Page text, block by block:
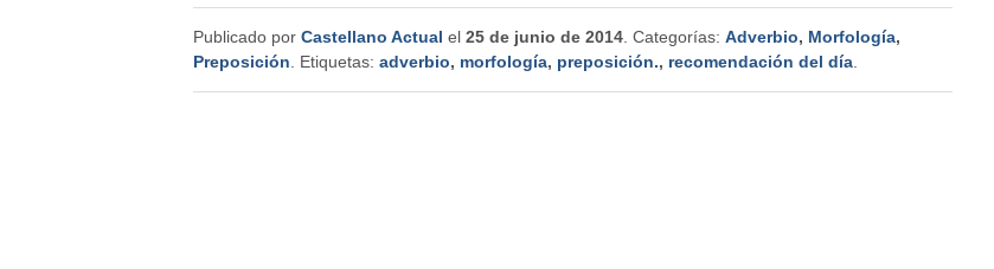
Publicado por Castellano Actual el 25 de junio de 2014. Categorías: Adverbio, Morfología,
Preposición . Etiquetas: adverbio, morfología, preposición., recomendación del día.